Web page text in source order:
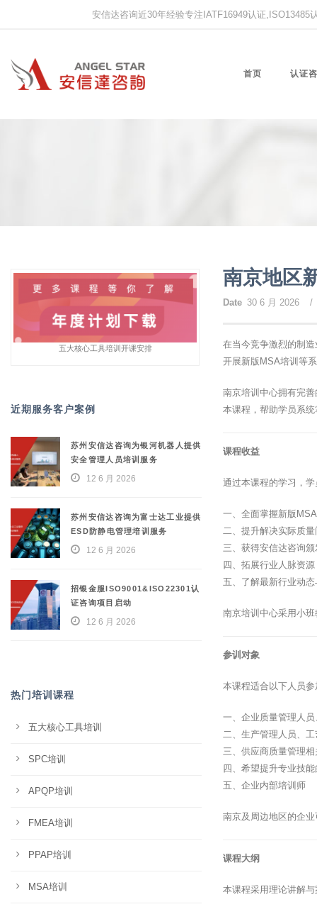
安信达咨询近30年经验专注IATF16949认证
首页 认证
南京地区
Date 30 6 月 2026 /
在当今竞争激烈的制
开展新版MSA培训等
南京培训中心拥有完
本课程，帮助学员系
课程收益
通过本课程的学习，
一、全面掌握新版
二、提升解决实际质
三、获得安信达咨询
四、拓展行业人脉资
五、了解最新行业动
南京培训中心采用小
参训对象
本课程适合以下人员参
一、企业质量管理人
二、生产管理人员、
三、供应商质量管理
四、希望提升专业技
五、企业内部培训师
南京及周边地区的企
课程大纲
本课程采用理论讲解
五大核心工具培训开课安排
近期服务客户案例
苏州安信达咨询为银河机器人提供
安全管理人员培训服务
12 6 月 2026
苏州安信达咨询为富士达工业提供
ESD防静电管理培训服务
12 6 月 2026
招银金服ISO9001&ISO22301认
证咨询项目启动
12 6 月 2026
热门培训课程
五大核心工具培训
SPC培训
APQP培训
FMEA培训
PPAP培训
MSA培训